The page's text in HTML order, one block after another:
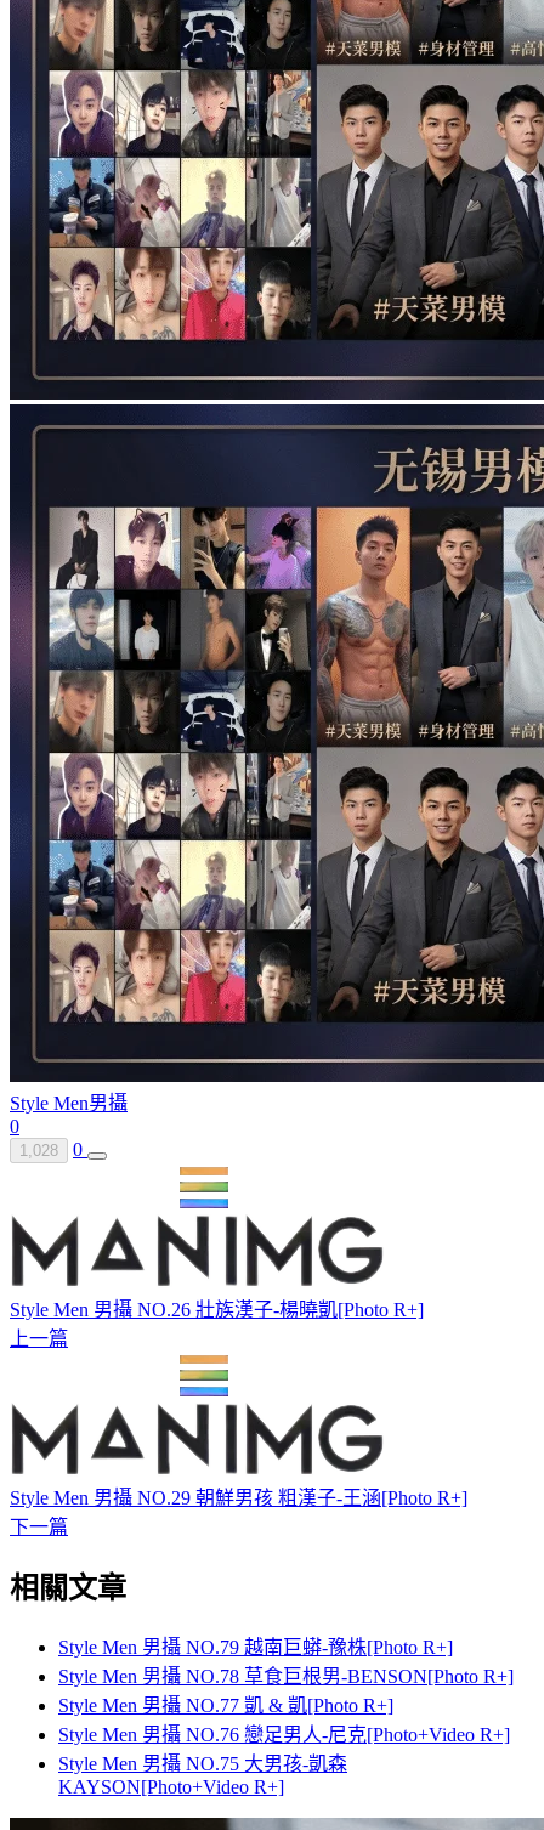
Style Men男攝
0
1,028 0
Style Men 男攝 NO.26 壯族漢子-楊曉凱[Photo R+]
上一篇
Style Men 男攝 NO.29 朝鮮男孩 粗漢子-王涵[Photo R+]
下一篇
相關文章
Style Men 男攝 NO.79 越南巨蟒-豫株[Photo R+]
Style Men 男攝 NO.78 草食巨根男-BENSON[Photo R+]
Style Men 男攝 NO.77 凱 & 凱[Photo R+]
Style Men 男攝 NO.76 戀足男人-尼克[Photo+Video R+]
Style Men 男攝 NO.75 大男孩-凱森
KAYSON[Photo+Video R+]